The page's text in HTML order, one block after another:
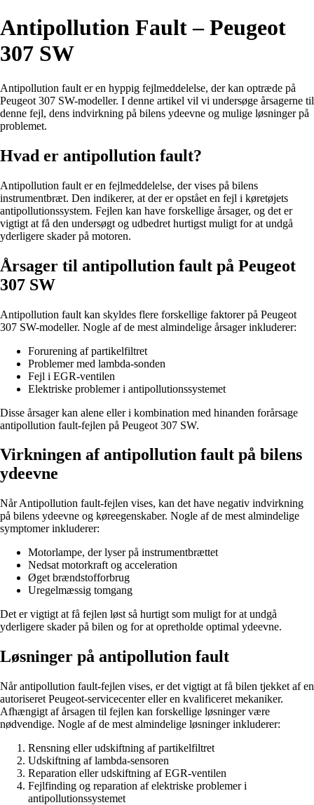
Antipollution Fault – Peugeot
307 SW
Antipollution fault er en hyppig fejlmeddelelse, der kan optræde på
Peugeot 307 SW-modeller. I denne artikel vil vi undersøge årsagerne til
denne fejl, dens indvirkning på bilens ydeevne og mulige løsninger på
problemet.
Hvad er antipollution fault?
Antipollution fault er en fejlmeddelelse, der vises på bilens
instrumentbræt. Den indikerer, at der er opstået en fejl i køretøjets
antipollutionssystem. Fejlen kan have forskellige årsager, og det er
vigtigt at få den undersøgt og udbedret hurtigst muligt for at undgå
yderligere skader på motoren.
Årsager til antipollution fault på Peugeot
307 SW
Antipollution fault kan skyldes flere forskellige faktorer på Peugeot
307 SW-modeller. Nogle af de mest almindelige årsager inkluderer:
Forurening af partikelfiltret
Problemer med lambda-sonden
Fejl i EGR-ventilen
Elektriske problemer i antipollutionssystemet
Disse årsager kan alene eller i kombination med hinanden forårsage
antipollution fault-fejlen på Peugeot 307 SW.
Virkningen af antipollution fault på bilens
ydeevne
Når Antipollution fault-fejlen vises, kan det have negativ indvirkning
på bilens ydeevne og køreegenskaber. Nogle af de mest almindelige
symptomer inkluderer:
Motorlampe, der lyser på instrumentbrættet
Nedsat motorkraft og acceleration
Øget brændstofforbrug
Uregelmæssig tomgang
Det er vigtigt at få fejlen løst så hurtigt som muligt for at undgå
yderligere skader på bilen og for at opretholde optimal ydeevne.
Løsninger på antipollution fault
Når antipollution fault-fejlen vises, er det vigtigt at få bilen tjekket af en
autoriseret Peugeot-servicecenter eller en kvalificeret mekaniker.
Afhængigt af årsagen til fejlen kan forskellige løsninger være
nødvendige. Nogle af de mest almindelige løsninger inkluderer:
Rensning eller udskiftning af partikelfiltret
Udskiftning af lambda-sensoren
Reparation eller udskiftning af EGR-ventilen
Fejlfinding og reparation af elektriske problemer i
antipollutionssystemet